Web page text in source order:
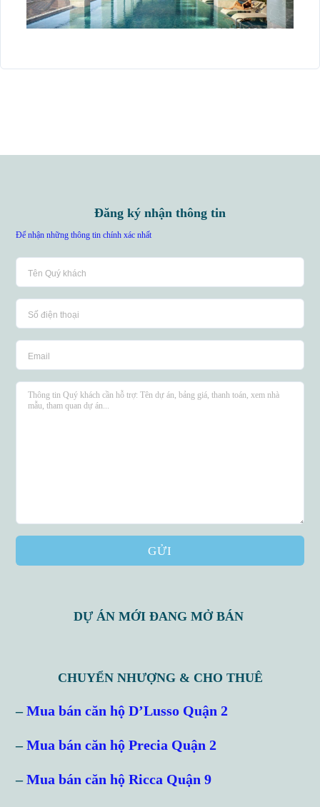
Đăng ký nhận thông tin
Để nhận những thông tin chính xác nhất
GỬI
DỰ ÁN MỚI ĐANG MỞ BÁN
CHUYỂN NHƯỢNG & CHO THUÊ
–Mua bán căn hộ D’Lusso Quận 2
–Mua bán căn hộ Precia Quận 2
–Mua bán căn hộ Ricca Quận 9
Log in